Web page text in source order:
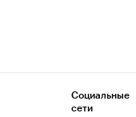
Социальные
сети